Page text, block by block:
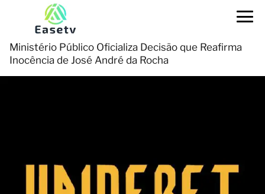
Ministério Público Oficializa Decisão que Reafirma
Inocência de José André da Rocha